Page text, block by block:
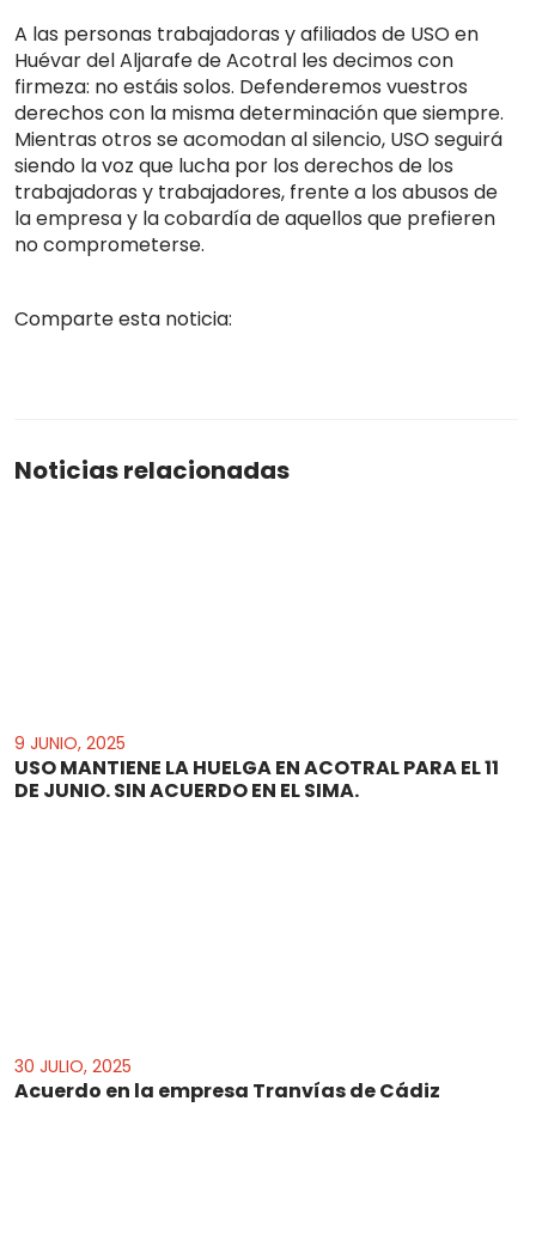
A las personas trabajadoras y afiliados de USO en
Huévar del Aljarafe de Acotral les decimos con
firmeza: no estáis solos. Defenderemos vuestros
derechos con la misma determinación que siempre.
Mientras otros se acomodan al silencio, USO seguirá
siendo la voz que lucha por los derechos de los
trabajadoras y trabajadores, frente a los abusos de
la empresa y la cobardía de aquellos que prefieren
no comprometerse.
Comparte esta noticia:
Noticias relacionadas
9 JUNIO, 2025
USO MANTIENE LA HUELGA EN ACOTRAL PARA EL 11
DE JUNIO. SIN ACUERDO EN EL SIMA.
30 JULIO, 2025
Acuerdo en la empresa Tranvías de Cádiz